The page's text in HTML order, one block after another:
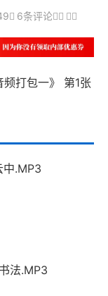
6条评论
中.MP3
法.MP3